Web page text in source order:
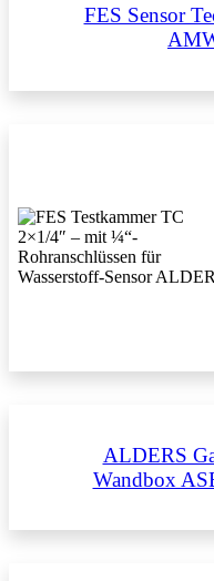
FES Sensor
ALDERS
Wandbox